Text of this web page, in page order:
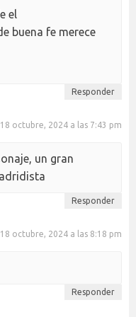
el
buena fe merece
Responder
18 octubre, 2024 a las 7:43 pm
un gran
Responder
18 octubre, 2024 a las 8:18 pm
Responder